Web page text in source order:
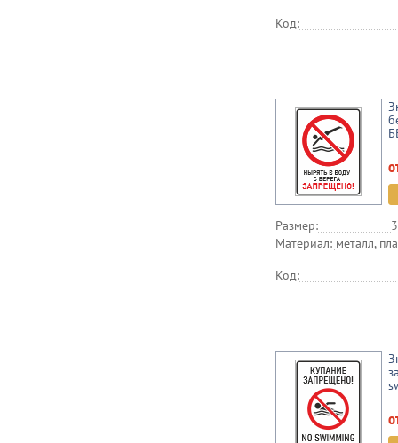
Код:
Размер:
Материал: металл,
Код: